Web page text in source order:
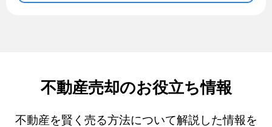
不動産売却のお役立ち情報
不動産を賢く売る方法について解説した情報を